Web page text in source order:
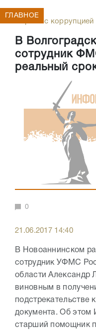
Борьба с коррупцией
В
сотрудник
реальный
ГЛАВНОЕ
0
21.06.2017 14:40
В Новоаннинском
сотрудник УФМС
области Александр
виновным в
подстрекательстве
документа. Об этом
старший помощник